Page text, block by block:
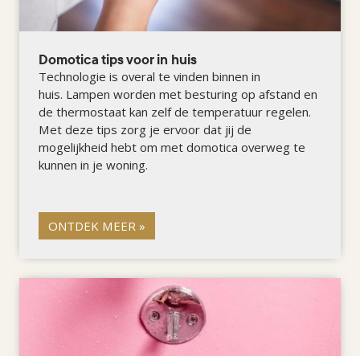
Domotica tips voor in huis
Technologie is overal te vinden binnen in
huis. Lampen worden met besturing op afstand en
de thermostaat kan zelf de temperatuur regelen.
Met deze tips zorg je ervoor dat jij de
mogelijkheid hebt om met domotica overweg te
kunnen in je woning.
ONTDEK MEER »